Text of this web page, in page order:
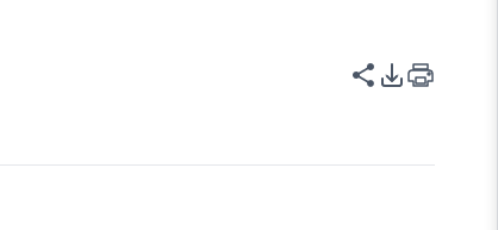
共享此页面
PDF 导出